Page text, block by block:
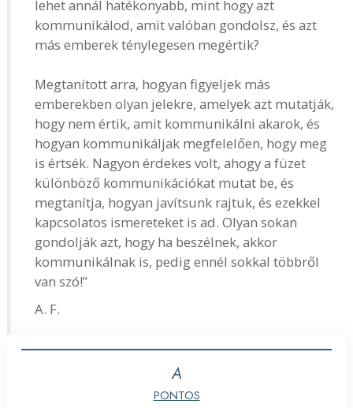
lehet annál hatékonyabb, mint hogy azt
kommunikálod, amit valóban gondolsz, és azt
más emberek ténylegesen megértik?
Megtanított arra, hogyan figyeljek más
emberekben olyan jelekre, amelyek azt mutatják,
hogy nem értik, amit kommunikálni akarok, és
hogyan kommunikáljak megfelelően, hogy meg
is értsék. Nagyon érdekes volt, ahogy a füzet
különböző kommunikációkat mutat be, és
megtanítja, hogyan javítsunk rajtuk, és ezekkel
kapcsolatos ismereteket is ad. Olyan sokan
gondolják azt, hogy ha beszélnek, akkor
kommunikálnak is, pedig ennél sokkal többről
van szó!”
A. F.
A
PONTOS